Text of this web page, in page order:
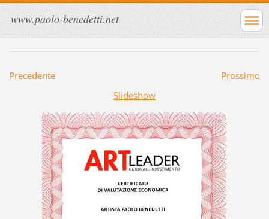
www.paolo-benedetti.net
Precedente
Prossimo
Slideshow